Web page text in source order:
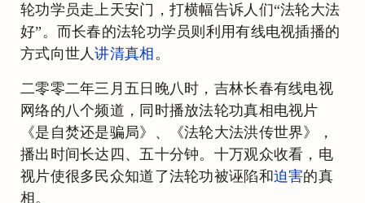
轮功学员走上天安门，打横幅告诉人们“法轮大法
好”。而长春的法轮功学员则利用有线电视插播的
方式向世人讲清真相 。
二零零二年三月五日晚八时，吉林长春有线电视
网络的八个频道，同时播放法轮功真相电视片
《是自焚还是骗局》、《法轮大法洪传世界》，
播出时间长达四、五十分钟。十万观众收看，电
视片使很多民众知道了法轮功被诬陷和迫害的真
相。